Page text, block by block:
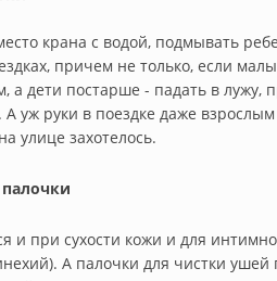
крана с водой, подмывать
причем не только, если
а дети постарше - падать в
уж руки в поездке даже
улице захотелось.
и при сухости кожи и для
А палочки для чистки